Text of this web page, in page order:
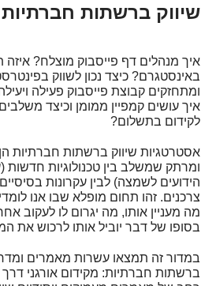
שיווק ברשתות חברתיות
איך מנהלים דף פייסבוק מוצלח? איזה
באינסטגרם? כיצד נכון לשווק
ומתחזקים קבוצת פייסבוק פעילה
איך עושים קמפיין ממומן וכיצד משלבים
לקידום בתשלום?
אסטרטגיות שיווק ברשתות חברתיות
ומרתק שמשלב בין טכנולוגיות חדשות
הידועים לשמצה) לבין עקרונות
צרכנים. זהו תחום מופלא שבו אנו
מה מעניין אותו, מה יגרום לו לעקוב
בסופו של דבר יוביל אותו לרכוש את
במדור זה תמצאו עשרות מאמרים
ברשתות חברתיות: מקידום אורגני דרך